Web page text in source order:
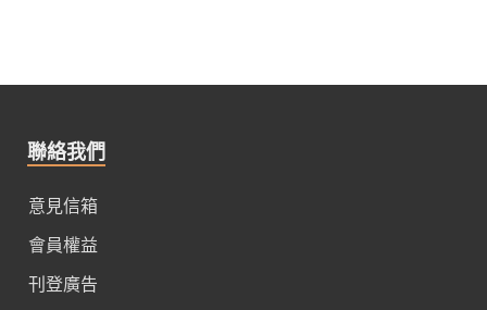
聯絡我們
意見信箱
會員權益
刊登廣告